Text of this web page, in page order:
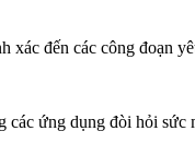
đến các công đoạn
các ứng dụng đòi hỏi sức